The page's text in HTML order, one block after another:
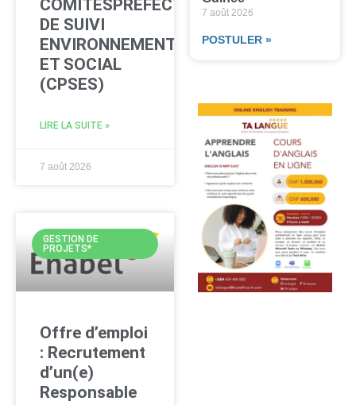
COMITESPREFECTORAUX
DE SUIVI
ENVIRONNEMENTAL
ET SOCIAL
(CPSES)
LIRE LA SUITE »
7 août 2026
GESTION DE
PROJETS*
Offre d’emploi
: Recrutement
d’un(e)
Responsable
7 août 2026
POSTULER »